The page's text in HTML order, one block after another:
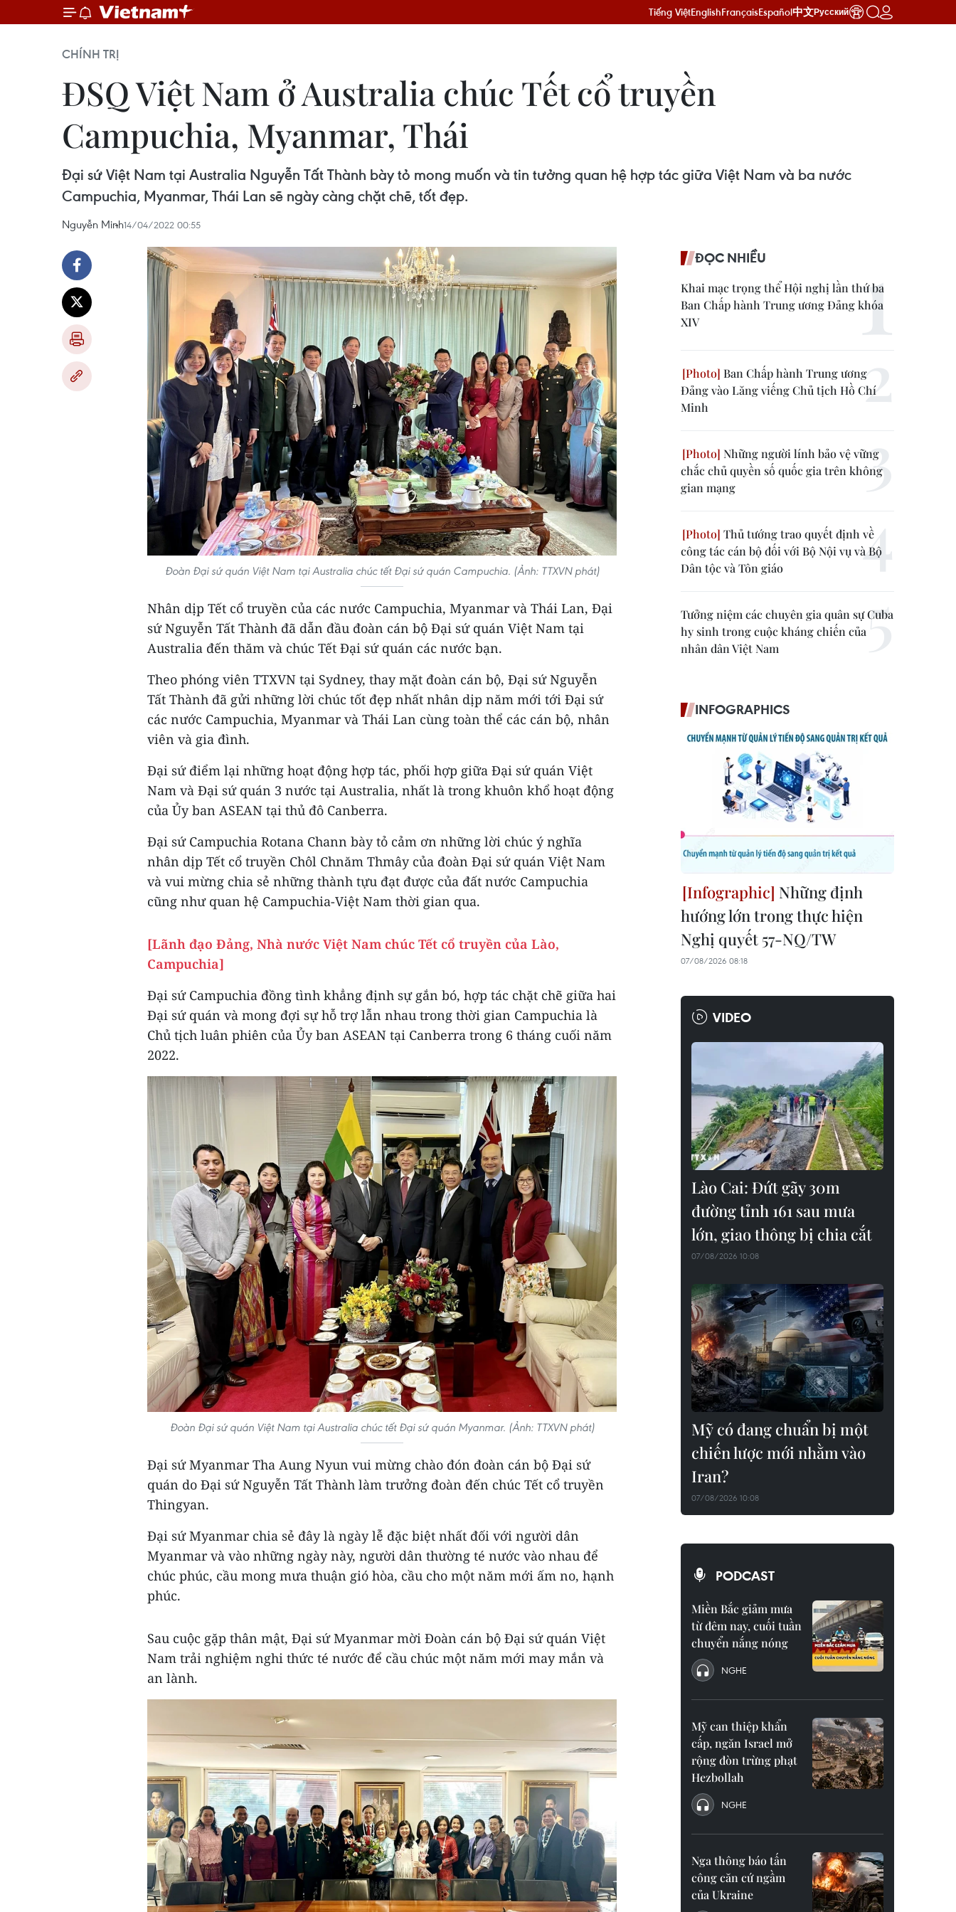
Tiếng ViệtEnglishFrançaisEspañol中文Русский
CHÍNH TRỊ
ĐSQ Việt Nam ở Australia chúc Tết cổ truyền
Campuchia, Myanmar, Thái
Đại sứ Việt Nam tại Australia Nguyễn Tất Thành bày tỏ mong muốn và tin tưởng quan hệ hợp tác giữa Việt Nam và ba nước
Campuchia, Myanmar, Thái Lan sẽ ngày càng chặt chẽ, tốt đẹp.
Nguyễn Minh14/04/2022 00:55
Đoàn Đại sứ quán Việt Nam tại Australia chúc tết Đại sứ quán Campuchia. (Ảnh: TTXVN phát)
Nhân dịp Tết cổ truyền của các nước Campuchia, Myanmar và Thái Lan, Đại
sứ Nguyễn Tất Thành đã dẫn đầu đoàn cán bộ Đại sứ quán Việt Nam tại
Australia đến thăm và chúc Tết Đại sứ quán các nước bạn.
Theo phóng viên TTXVN tại Sydney, thay mặt đoàn cán bộ, Đại sứ Nguyễn
Tất Thành đã gửi những lời chúc tốt đẹp nhất nhân dịp năm mới tới Đại sứ
các nước Campuchia, Myanmar và Thái Lan cùng toàn thể các cán bộ, nhân
viên và gia đình.
Đại sứ điểm lại những hoạt động hợp tác, phối hợp giữa Đại sứ quán Việt
Nam và Đại sứ quán 3 nước tại Australia, nhất là trong khuôn khổ hoạt động
của Ủy ban ASEAN tại thủ đô Canberra.
Đại sứ Campuchia Rotana Chann bày tỏ cảm ơn những lời chúc ý nghĩa
nhân dịp Tết cổ truyền Chôl Chnăm Thmây của đoàn Đại sứ quán Việt Nam
và vui mừng chia sẻ những thành tựu đạt được của đất nước Campuchia
cũng như quan hệ Campuchia-Việt Nam thời gian qua.
[Lãnh đạo Đảng, Nhà nước Việt Nam chúc Tết cổ truyền của Lào,
Campuchia]
Đại sứ Campuchia đồng tình khẳng định sự gắn bó, hợp tác chặt chẽ giữa hai
Đại sứ quán và mong đợi sự hỗ trợ lẫn nhau trong thời gian Campuchia là
Chủ tịch luân phiên của Ủy ban ASEAN tại Canberra trong 6 tháng cuối năm
2022.
Đoàn Đại sứ quán Việt Nam tại Australia chúc tết Đại sứ quán Myanmar. (Ảnh: TTXVN phát)
Đại sứ Myanmar Tha Aung Nyun vui mừng chào đón đoàn cán bộ Đại sứ
quán do Đại sứ Nguyễn Tất Thành làm trưởng đoàn đến chúc Tết cổ truyền
Thingyan.
Đại sứ Myanmar chia sẻ đây là ngày lễ đặc biệt nhất đối với người dân
Myanmar và vào những ngày này, người dân thường té nước vào nhau để
chúc phúc, cầu mong mưa thuận gió hòa, cầu cho một năm mới ấm no, hạnh
phúc.
Sau cuộc gặp thân mật, Đại sứ Myanmar mời Đoàn cán bộ Đại sứ quán Việt
Nam trải nghiệm nghi thức té nước để cầu chúc một năm mới may mắn và
an lành.
ĐỌC NHIỀU
Khai mạc trọng thể Hội nghị lần thứ ba
Ban Chấp hành Trung ương Đảng khóa
XIV
Ban Chấp hành Trung ương
Đảng vào Lăng viếng Chủ tịch Hồ Chí
Minh
Những người lính bảo vệ vững
chắc chủ quyền số quốc gia trên không
gian mạng
Thủ tướng trao quyết định về
công tác cán bộ đối với Bộ Nội vụ và Bộ
Dân tộc và Tôn giáo
Tưởng niệm các chuyên gia quân sự Cuba
hy sinh trong cuộc kháng chiến của
nhân dân Việt Nam
INFOGRAPHICS
Những định
hướng lớn trong thực hiện
Nghị quyết 57-NQ/TW
07/08/2026 08:18
VIDEO
Lào Cai: Đứt gãy 30m
đường tỉnh 161 sau mưa
lớn, giao thông bị chia cắt
07/08/2026 10:08
Mỹ có đang chuẩn bị một
chiến lược mới nhằm vào
Iran?
07/08/2026 10:08
PODCAST
Miền Bắc giảm mưa
từ đêm nay, cuối tuần
chuyển nắng nóng
NGHE
Mỹ can thiệp khẩn
cấp, ngăn Israel mở
rộng đòn trừng phạt
Hezbollah
NGHE
Nga thông báo tấn
công căn cứ ngầm
của Ukraine